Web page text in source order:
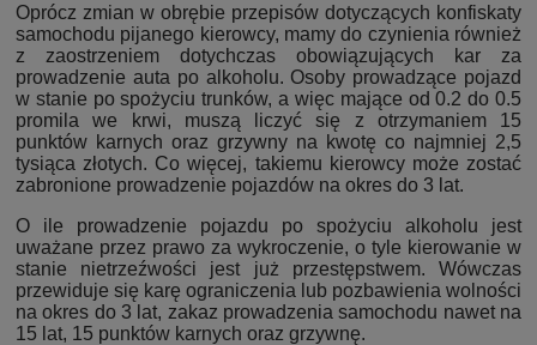
Oprócz zmian w obrębie przepisów dotyczących konfiskaty
samochodu pijanego kierowcy, mamy do czynienia również
z zaostrzeniem dotychczas obowiązujących kar za
prowadzenie auta po alkoholu. Osoby prowadzące pojazd
w stanie po spożyciu trunków, a więc mające od 0.2 do 0.5
promila we krwi, muszą liczyć się z otrzymaniem 15
punktów karnych oraz grzywny na kwotę co najmniej 2,5
tysiąca złotych. Co więcej, takiemu kierowcy może zostać
zabronione prowadzenie pojazdów na okres do 3 lat.
O ile prowadzenie pojazdu po spożyciu alkoholu jest
uważane przez prawo za wykroczenie, o tyle kierowanie w
stanie nietrzeźwości jest już przestępstwem. Wówczas
przewiduje się karę ograniczenia lub pozbawienia wolności
na okres do 3 lat, zakaz prowadzenia samochodu nawet na
15 lat, 15 punktów karnych oraz grzywnę.